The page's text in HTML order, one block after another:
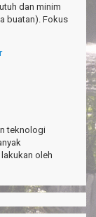
dan minim
buatan). Fokus
teknologi
oleh